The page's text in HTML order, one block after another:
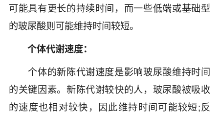
可能具有更长的持续时间，而一些低端或基础型
的玻尿酸则可能维持时间较短。
个体代谢速度：
个体的新陈代谢速度是影响玻尿酸维持时间
的关键因素。新陈代谢较快的人，玻尿酸被吸收
的速度也相对较快，因此维持时间可能较短;反